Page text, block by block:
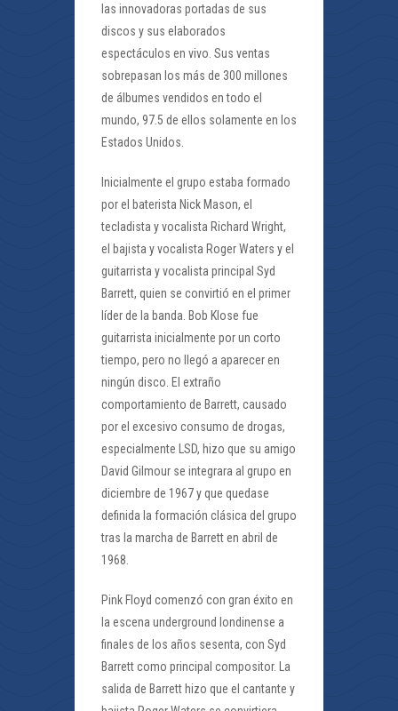
las innovadoras portadas de sus
discos y sus elaborados
espectáculos en vivo. Sus ventas
sobrepasan los más de 300 millones
de álbumes vendidos en todo el
mundo, 97.5 de ellos solamente en los
Estados Unidos.
Inicialmente el grupo estaba formado
por el baterista Nick Mason, el
tecladista y vocalista Richard Wright,
el bajista y vocalista Roger Waters y el
guitarrista y vocalista principal Syd
Barrett, quien se convirtió en el primer
líder de la banda. Bob Klose fue
guitarrista inicialmente por un corto
tiempo, pero no llegó a aparecer en
ningún disco. El extraño
comportamiento de Barrett, causado
por el excesivo consumo de drogas,
especialmente LSD, hizo que su amigo
David Gilmour se integrara al grupo en
diciembre de 1967 y que quedase
definida la formación clásica del grupo
tras la marcha de Barrett en abril de
1968.
Pink Floyd comenzó con gran éxito en
la escena underground londinense a
finales de los años sesenta, con Syd
Barrett como principal compositor. La
salida de Barrett hizo que el cantante y